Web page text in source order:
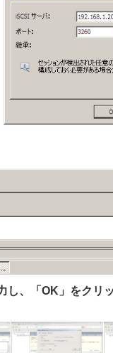
し、「OK」をクリ